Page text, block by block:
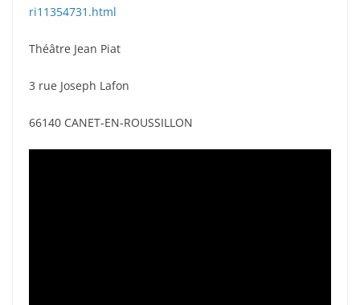
ri11354731.html
Théâtre Jean Piat
3 rue Joseph Lafon
66140 CANET-EN-ROUSSILLON